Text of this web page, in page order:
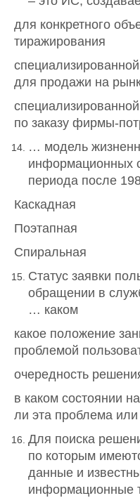
для конкретного
тиражирования
для продажи на
по заказу фирмы-
… модель
информационных
периода после
Каскадная
Поэтапная
Спиральная
Статус заявки
обращении в
… каком
какое положение
проблемой
очередность
в каком состоянии
ли эта проблема
Для поиска
по которым
данные и
информационные